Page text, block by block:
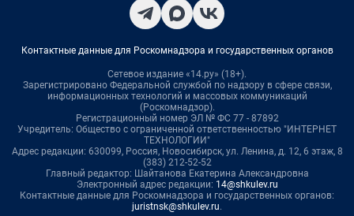
Контактные данные для Роскомнадзора и государственных органов
Сетевое издание «14.ру» (18+).
Зарегистрировано Федеральной службой по надзору в сфере связи,
информационных технологий и массовых коммуникаций
(Роскомнадзор).
Регистрационный номер ЭЛ № ФС 77 - 87892
Учредитель: Общество с ограниченной ответственностью "ИНТЕРНЕТ
ТЕХНОЛОГИИ"
Адрес редакции: 630099, Россия, Новосибирск, ул. Ленина, д. 12, 6 этаж, 8
(383) 212-52-52
Главный редактор: Шайтанова Екатерина Александровна
Электронный адрес редакции: 14@shkulev.ru
Контактные данные для Роскомнадзора и государственных органов:
juristnsk@shkulev.ru.